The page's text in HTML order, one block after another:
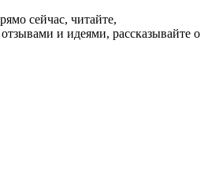
сейчас, читайте,
и идеями, рассказывайте о